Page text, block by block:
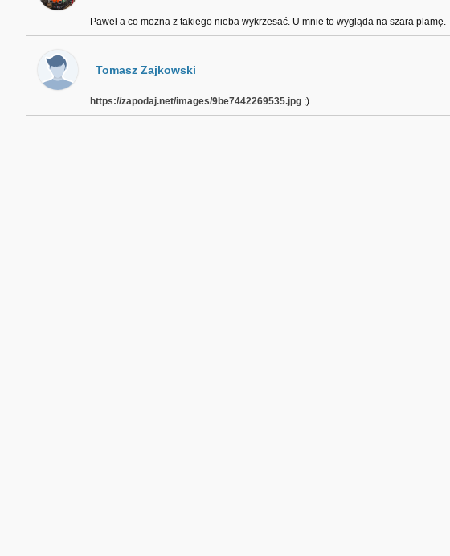
Paweł a co można z takiego nieba wykrzesać. U mnie to wygląda na szara plamę.
Tomasz Zajkowski
https://zapodaj.net/images/9be7442269535.jpg;)